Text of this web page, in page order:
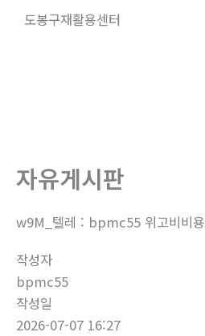
도봉구재활용센터
자유게시판
w9M_텔레 : bpmc55 위고비비
작성자
bpmc55
작성일
2026-07-07 16:27